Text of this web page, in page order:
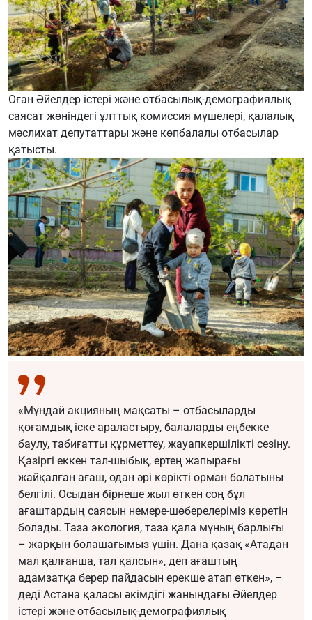
Оған Әйелдер істері және отбасылық-демографиялық
саясат жөніндегі ұлттық комиссия мүшелері, қалалық
мәслихат депутаттары және көпбалалы отбасылар
қатысты.
«Мұндай акцияның мақсаты – отбасыларды
қоғамдық іске араластыру, балаларды еңбекке
баулу, табиғатты құрметтеу, жауапкершілікті сезіну.
Қазіргі еккен тал-шыбық, ертең жапырағы
жайқалған ағаш, одан әрі көрікті орман болатыны
белгілі. Осыдан бірнеше жыл өткен соң бұл
ағаштардың саясын немере-шөберелеріміз көретін
болады. Таза экология, таза қала мұның барлығы
– жарқын болашағымыз үшін. Дана қазақ «Атадан
мал қалғанша, тал қалсын», деп ағаштың
адамзатқа берер пайдасын ерекше атап өткен», –
деді Астана қаласы әкімдігі жанындағы Әйелдер
істері және отбасылық-демографиялық